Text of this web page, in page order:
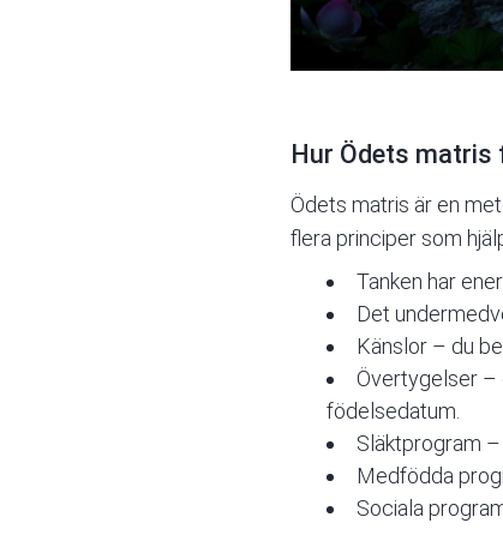
Hur Ödets matris
Ödets matris är en
flera principer som
Tanken har
Det
Känslor – du
Övertygelser –
födelsedatum.
Släktprogram –
Medfödda
Sociala